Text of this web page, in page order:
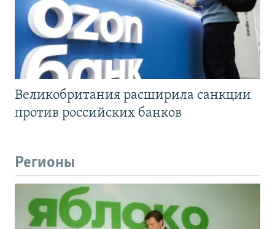
Великобритания расширила санкции
против российских банков
Регионы